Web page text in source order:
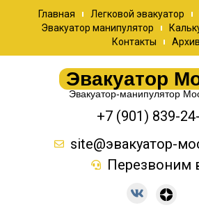
Главная Легковой эвакуатор
Эвакуатор манипулятор
Контакты
Архив
Эвакуатор
Эвакуатор-манипулятор
+7 (901) 839-
site@эвакуатор-
Перезвоним